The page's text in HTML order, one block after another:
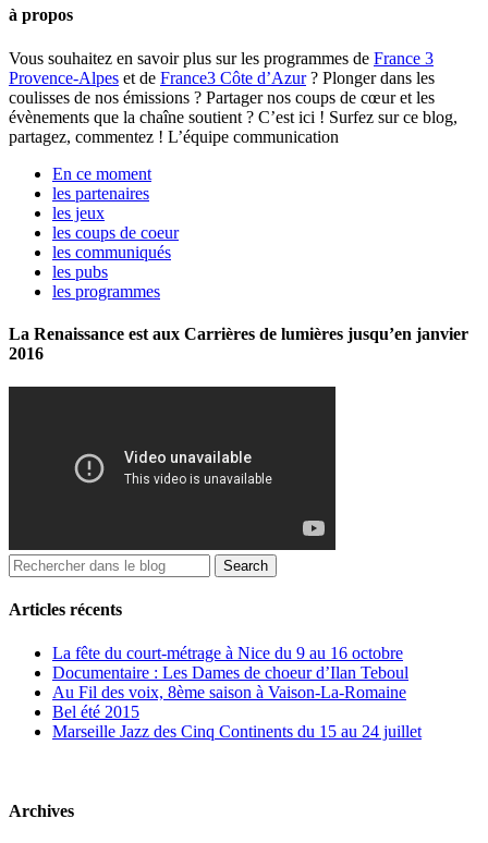
à propos
Vous souhaitez en savoir plus sur les programmes de France 3
Provence-Alpes et de France3 Côte d’Azur? Plonger dans les
coulisses de nos émissions ? Partager nos coups de cœur et les
évènements que la chaîne soutient ? C’est ici ! Surfez sur ce blog,
partagez, commentez ! L’équipe communication
En ce moment
les partenaires
les jeux
les coups de coeur
les communiqués
les pubs
les programmes
La Renaissance est aux Carrières de lumières jusqu’en janvier
2016
Articles récents
La fête du court-métrage à Nice du 9 au 16 octobre
Documentaire : Les Dames de choeur d’Ilan Teboul
Au Fil des voix, 8ème saison à Vaison-La-Romaine
Bel été 2015
Marseille Jazz des Cinq Continents du 15 au 24 juillet
Archives